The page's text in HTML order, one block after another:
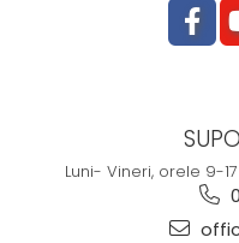
Luni- Vineri, orele 9-